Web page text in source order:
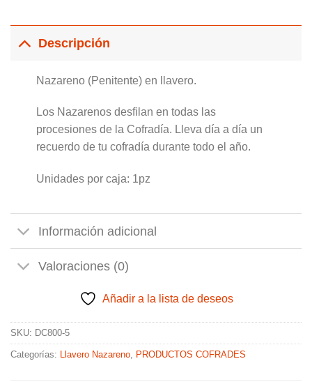
Descripción
Nazareno (Penitente) en llavero.
Los Nazarenos desfilan en todas las
procesiones de la Cofradía. Lleva día a día un
recuerdo de tu cofradía durante todo el año.
Unidades por caja: 1pz
Información adicional
Valoraciones (0)
Añadir a la lista de deseos
SKU: DC800-5
Categorías: Llavero Nazareno PRODUCTOS COFRADES